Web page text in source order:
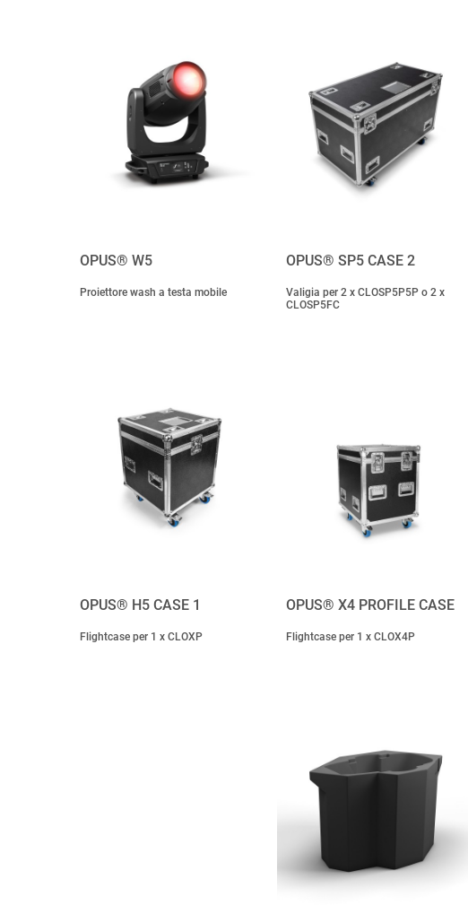
OPUS® W5
Proiettore wash a testa mobile
OPUS® SP5 CASE 2
Valigia per 2 x CLOSP5P5P o 2 x
CLOSP5FC
OPUS® H5 CASE 1
Flightcase per 1 x CLOXP
OPUS® X4 PROFILE CASE
Flightcase per 1 x CLOX4P